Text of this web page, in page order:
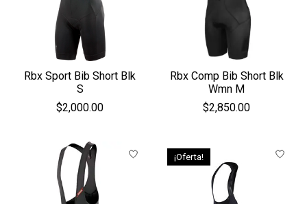
Rbx Sport Bib Short Blk
S
$2,000.00
Rbx Comp Bib Short Blk
Wmn M
$2,850.00
¡Oferta!